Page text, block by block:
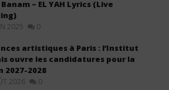
– EL YAH Lyrics (Live
2025 0
artistiques à Paris : l’Institut
ouvre les candidatures pour la
2027-2028
2026 0